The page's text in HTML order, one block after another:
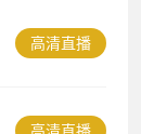
高清直播